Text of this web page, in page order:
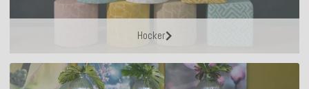
Hocker